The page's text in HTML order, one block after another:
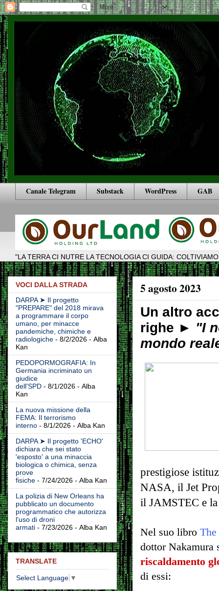
Canale Telegram Substack WordPress GAB
"LA TERRA CI NUTRE LA TECNOLOGIA CI GUIDA:
5 agosto 2023
Un altro
righe ► "I
mondo
prestigiose
NASA, il Jet
il JAMSTEC e
Nel suo libro
dottor Nakamura
riscaldamento
di essi:
VOCI DALLA STRADA
DARPA ➤ Il progetto
"PREPARE" del 2018 mirava
a programmare il corpo
umano, per minacce
pandemiche, chimiche e
radiologiche - 8/2/2026 - Alba
Kan
PEDOPORMOGRAFIA: In
Germania incriminato un
giudice
dell'SPD - 8/1/2026 - Alba
Kan
La nuova missione della
FEMA: Il terrorismo
interno - 8/1/2026 - Alba Kan
DARPA ➤ Il progetto 'ECHO'
dichiara che sei stato
'esposto' a una minaccia
biologica o chimica, senza
prove
fisiche - 7/24/2026 - Alba Kan
La polizia di New Orleans ha
pubblicato un documento
programmatico che autorizza
l'uso di droni
armati - 7/23/2026 - Alba Kan
TRANSLATE
Select Language ▼